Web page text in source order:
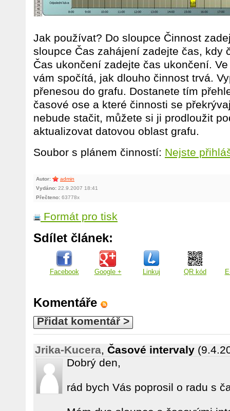
Jak používat? Do sloupce Činnost
sloupce Čas zahájení zadejte čas, kdy
Čas ukončení zadejte čas ukončení.
vám spočítá, jak dlouho činnost trvá.
přenesou do grafu. Dostanete tím
časové ose a které činnosti se
nebude stačit, můžete si ji prodloužit
aktualizovat datovou oblast grafu.
Soubor s plánem činností: Nejste
Autor:
admin
Vydáno: 22.9.2007 18:41
Přečteno: 63778x
Formát pro tisk
Sdílet článek:
Facebook Google + Linkuj QR kód
Komentáře
Přidat komentář >
Jrika-Kucera, Časové intervaly
Dobrý den,
rád bych Vás poprosil o radu s